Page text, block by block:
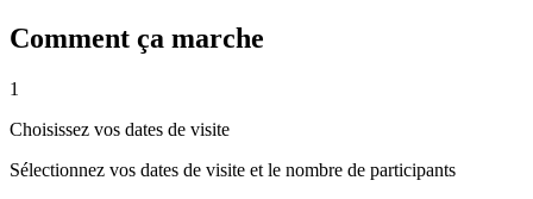
Comment ça marche
1
Choisissez vos dates de visite
Sélectionnez vos dates de visite et le nombre de participants